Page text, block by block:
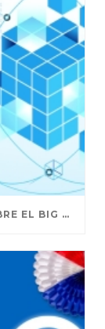
CINCO COSAS QUE DEBES SABER SOBRE EL BIG DATA